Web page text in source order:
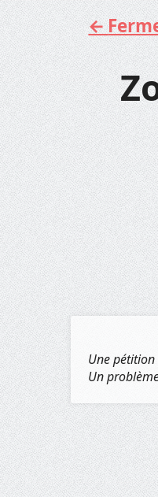
Aller
au
contenu
Une
Un